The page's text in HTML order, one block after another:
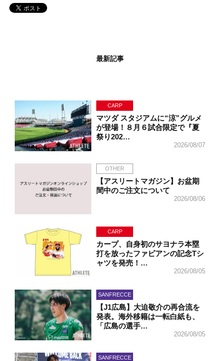
最新記事
CARP
マツダ スタジアムに“涼”グルメ
が登場！８月６試合限定で『夏
祭り202…
2026/08/07
OTHER
【アスリートマガジン】お盆期
間中のご注文について
2026/08/06
CARP
カープ、自身初のサヨナラ本塁
打を放ったファビアンの記念Tシ
ャツを発売！…
2026/08/05
SANFRECCE
【J1広島】大迫敬介の再合流を
発表。海外移籍は一転白紙も、
「広島の選手…
2026/08/05
SANFRECCE